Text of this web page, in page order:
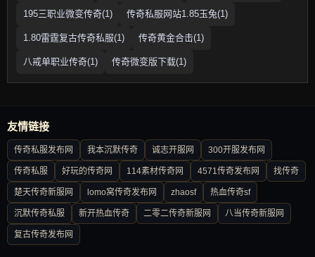
195三职业微变传奇(1) 传奇私服网站1.85玉兔(1)
1.80雷霆复古传奇私服(1) 传奇黄金合击(1)
八戒单职业传奇(1) 传奇微变版下载(1)
友情链接
传奇私服发布网 我本沉默传奇 诚志开服网 300开服发布网
传奇私服 好玩的传奇网 114素材传奇网 4571传奇发布网 找传奇
楚天传奇新服网 lomo窝传奇发布网 zhaosf 热血传奇sf
沉默传奇私服 新开热血传奇 二零二传奇新服网 八当传奇新服网
复古传奇发布网